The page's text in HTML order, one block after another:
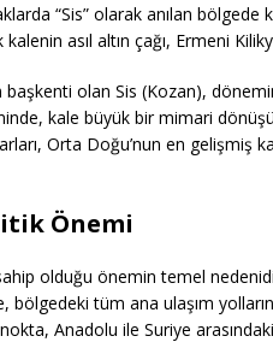
“Sis” olarak anılan
asıl altın çağı, Ermeni
başkenti olan Sis (Kozan),
kale büyük bir mimari
Orta Doğu’nun en gelişmiş
Önemi
olduğu önemin temel
tüm ana ulaşım
Anadolu ile Suriye